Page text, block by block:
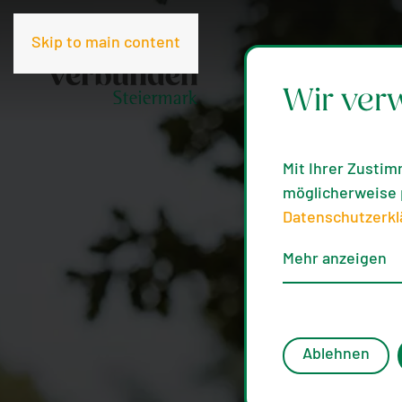
Skip to main content
Wir
Mit Ihrer
möglicherweise
Mehr anzeigen
Ablehnen